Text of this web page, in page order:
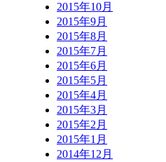
2015年10月
2015年9月
2015年8月
2015年7月
2015年6月
2015年5月
2015年4月
2015年3月
2015年2月
2015年1月
2014年12月